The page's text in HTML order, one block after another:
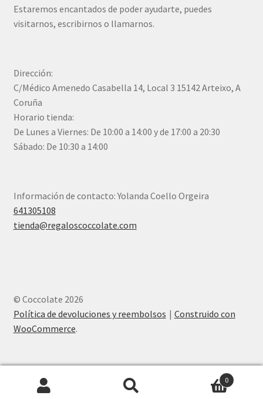
Estaremos encantados de poder ayudarte, puedes
visitarnos, escribirnos o llamarnos.
Dirección:
C/Médico Amenedo Casabella 14, Local 3 15142 Arteixo, A
Coruña
Horario tienda:
De Lunes a Viernes: De 10:00 a 14:00 y de 17:00 a 20:30
Sábado: De 10:30 a 14:00
Información de contacto: Yolanda Coello Orgeira
641305108
tienda@regaloscoccolate.com
© Coccolate 2026
Política de devoluciones y reembolsos
Construido con
WooCommerce.
0